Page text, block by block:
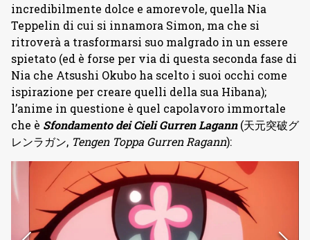
incredibilmente dolce e amorevole, quella Nia
Teppelin di cui si innamora Simon, ma che si
ritroverà a trasformarsi suo malgrado in un essere
spietato (ed è forse per via di questa seconda fase di
Nia che Atsushi Okubo ha scelto i suoi occhi come
ispirazione per creare quelli della sua Hibana);
l’anime in questione è quel capolavoro immortale
che è Sfondamento dei Cieli Gurren Lagann (天元突破グ
レンラガン, Tengen Toppa Gurren Ragann):